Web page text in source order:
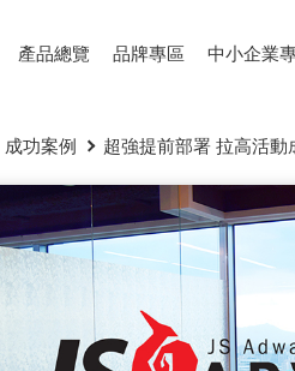
產品總覽 品牌專區 中小企業
成功案例 超強提前部署 拉高活動